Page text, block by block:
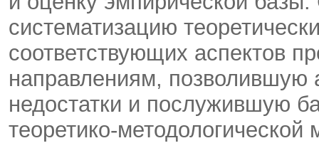
систематизацию
соответствующих аспектов
направлениям, позволившую
недостатки и послужившую
теоретико-